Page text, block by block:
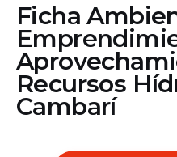
Ficha
Recursos
Cambarí